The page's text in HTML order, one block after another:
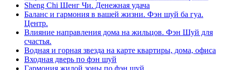
Sheng Chi Шенг Чи. Денежная удача
Баланс и гармония в вашей жизни. Фэн шуй ба гуа.
Центр.
Влияние направления дома на жильцов. Фэн Шуй для
счастья.
Водная и горная звезда на карте квартиры, дома, офиса
Входная дверь по фэн шуй